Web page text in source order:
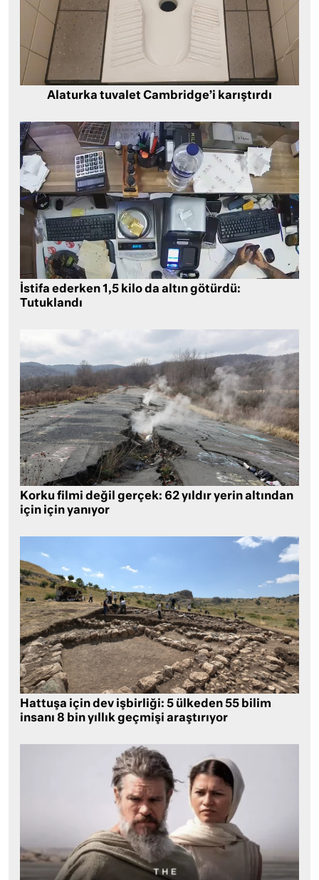
Alaturka tuvalet Cambridge’i karıştırdı
İstifa ederken 1,5 kilo da altın götürdü:
Tutuklandı
Korku filmi değil gerçek: 62 yıldır yerin altından
için için yanıyor
Hattuşa için dev işbirliği: 5 ülkeden 55 bilim
insanı 8 bin yıllık geçmişi araştırıyor